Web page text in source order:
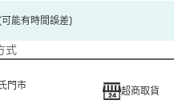
能有時間誤差)
式
門市
超商取貨